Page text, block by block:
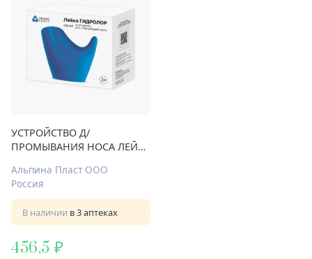
УСТРОЙСТВО Д/
ПРОМЫВАНИЯ НОСА ЛЕЙКА
Альпина Пласт ООО
Россия
В наличии в 3 аптеках
456,5